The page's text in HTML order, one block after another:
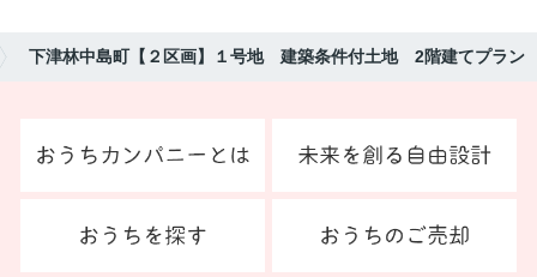
下津林中島町【２区画】１号地 建築条件付土地 2階建てプラン